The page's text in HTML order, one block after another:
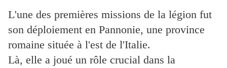
L'une des premières missions de la légion fut
son déploiement en Pannonie, une province
romaine située à l'est de l'Italie.
Là, elle a joué un rôle crucial dans la